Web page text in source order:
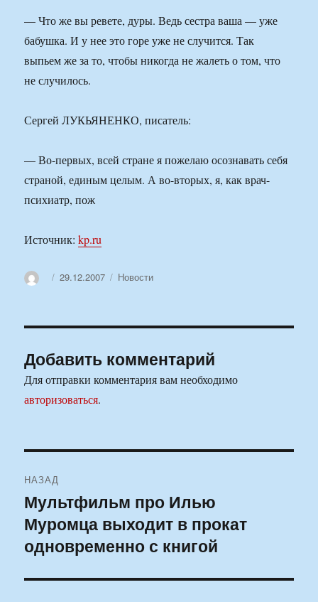
— Что же вы ревете, дуры. Ведь сестра ваша — уже
бабушка. И у нее это горе уже не случится. Так
выпьем же за то, чтобы никогда не жалеть о том, что
не случилось.
Сергей ЛУКЬЯНЕНКО, писатель:
— Во-первых, всей стране я пожелаю осознавать себя
страной, единым целым. А во-вторых, я, как врач-
психиатр, пож
Источник:kp.ru
АвторОпубликовано
29.12.2007 Рубрики
Новости
Добавить комментарий
Для отправки комментария вам необходимо
авторизоваться.
по
записям
НАЗАД
Предыдущая
запись:
Мультфильм про Илью
Муромца выходит в прокат
одновременно с книгой